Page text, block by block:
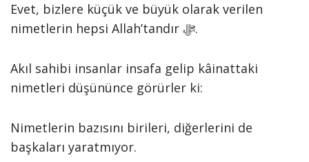
Evet, bizlere küçük ve büyük olarak verilen
nimetlerin hepsi Allah’tandır ﷻ.
Akıl sahibi insanlar insafa gelip kâinattaki
nimetleri düşününce görürler ki:
Nimetlerin bazısını birileri, diğerlerini de
başkaları yaratmıyor.